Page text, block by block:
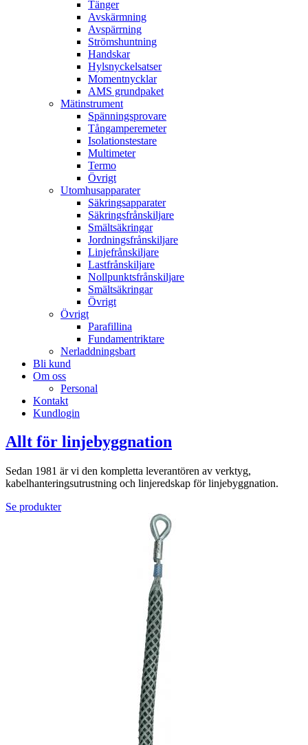
Tänger
Avskärmning
Avspärrning
Strömshuntning
Handskar
Hylsnyckelsatser
Momentnycklar
AMS grundpaket
Mätinstrument
Spänningsprovare
Tångamperemeter
Isolationstestare
Multimeter
Termo
Övrigt
Utomhusapparater
Säkringsapparater
Säkringsfrånskiljare
Smältsäkringar
Jordningsfrånskiljare
Linjefrånskiljare
Lastfrånskiljare
Nollpunktsfrånskiljare
Smältsäkringar
Övrigt
Övrigt
Parafillina
Fundamentriktare
Nerladdningsbart
Bli kund
Om oss
Personal
Kontakt
Kundlogin
Allt för linjebyggnation
Sedan 1981 är vi den kompletta leverantören av verktyg,
kabelhanteringsutrustning och linjeredskap för linjebyggnation.
Se produkter